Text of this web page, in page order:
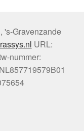
, 's-Gravenzande
URL:
nummer:
NL857719579B01